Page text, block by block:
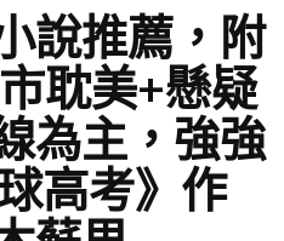
說推薦，附
耽美+懸疑
為主，強強
高考》作